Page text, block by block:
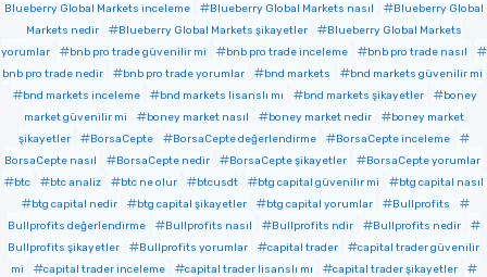
Blueberry Global Markets inceleme
Blueberry Global Markets nasıl
Blueberry Global
Markets nedir
Blueberry Global Markets şikayetler
Blueberry Global Markets
yorumlar
bnb pro trade güvenilir mi bnb pro trade inceleme
bnb pro trade nasıl
bnb pro trade nedir
bnb pro trade yorumlar bnd markets
bnd markets güvenilir mi
bnd markets inceleme
bnd markets lisanslı mı bnd markets şikayetler
boney
market güvenilir mi
boney market nasıl boney market nedir
boney market
şikayetler
BorsaCepte BorsaCepte değerlendirme
BorsaCepte inceleme
BorsaCepte nasıl
BorsaCepte nedir BorsaCepte şikayetler
BorsaCepte yorumlar
btc
btc analiz btc ne olur btcusdt btg capital güvenilir mi
btg capital nasıl
btg capital nedir
btg capital şikayetler btg capital yorumlar
Bullprofits
Bullprofits değerlendirme
Bullprofits nasıl Bullprofits ndir
Bullprofits nedir
Bullprofits şikayetler
Bullprofits yorumlar capital trader
capital trader güvenilir
mi
capital trader inceleme capital trader lisanslı mı
capital trader şikayetler